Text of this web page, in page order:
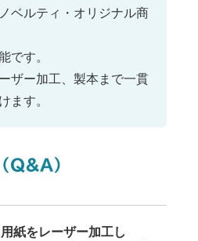
ベルティ・オリジナル商
です。
ザー加工、製本まで一貫
ます。
Q&A）
紙をレーザー加工し